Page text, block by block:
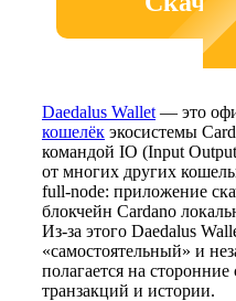
Daedalus Wallet — это
кошелёк экосистемы
командой IO (Input
от многих других
full-node: приложение
блокчейн Cardano
Из-за этого Daedalus
«самостоятельный» и
полагается на
транзакций и истории.